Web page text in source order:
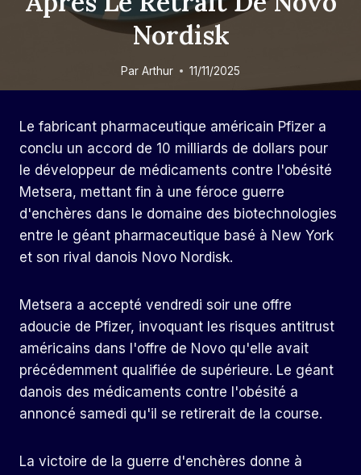
Nordisk
Par Arthur 11/11/2025
Le fabricant pharmaceutique américain Pfizer a
conclu un accord de 10 milliards de dollars pour
le développeur de médicaments contre l'obésité
Metsera, mettant fin à une féroce guerre
d'enchères dans le domaine des biotechnologies
entre le géant pharmaceutique basé à New York
et son rival danois Novo Nordisk.
Metsera a accepté vendredi soir une offre
adoucie de Pfizer, invoquant les risques antitrust
américains dans l'offre de Novo qu'elle avait
précédemment qualifiée de supérieure. Le géant
danois des médicaments contre l'obésité a
annoncé samedi qu'il se retirerait de la course.
La victoire de la guerre d'enchères donne à